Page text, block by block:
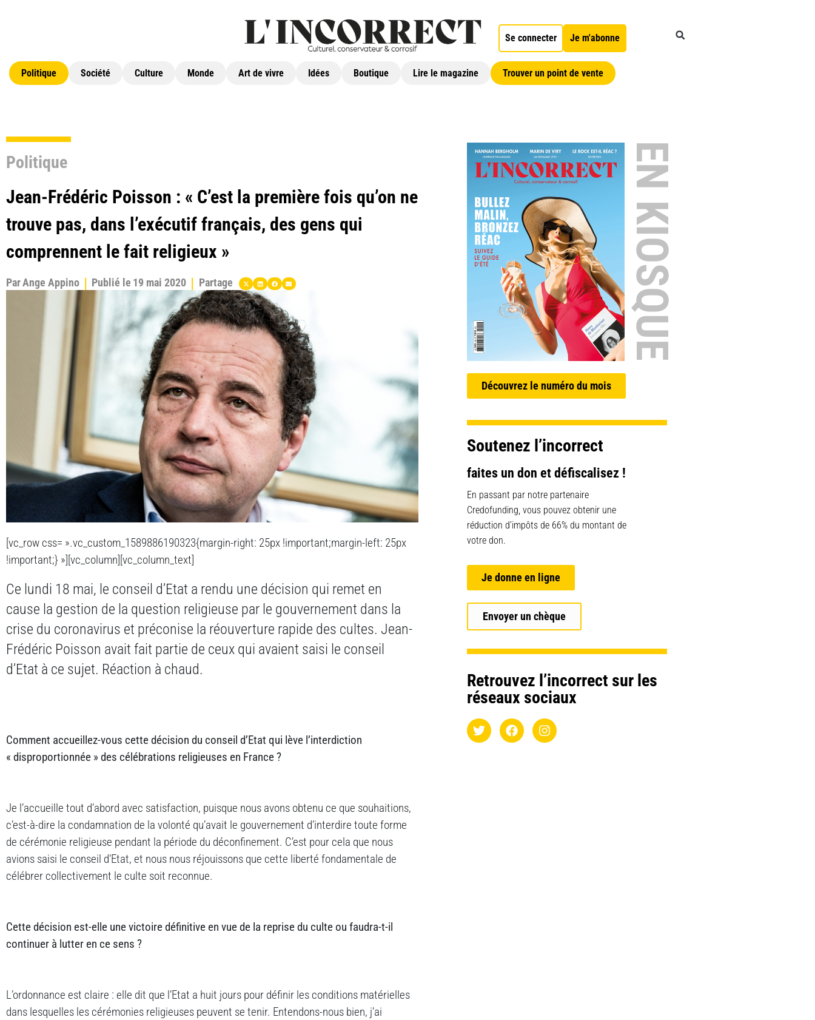
Se connecter Je m'abonne
Politique Société Culture Monde Art de vivre Idées Boutique Lire le magazine Trouver un point de vente
Politique
Jean-Frédéric Poisson : « C’est la première fois qu’on ne
trouve pas, dans l’exécutif français, des gens qui
comprennent le fait religieux »
ParAnge Appino Publié le 19 mai 2020 Partage
[vc_row css= ».vc_custom_1589886190323{margin-right: 25px !important;margin-left: 25px
!important;} »][vc_column][vc_column_text]
Ce lundi 18 mai, le conseil d’Etat a rendu une décision qui remet en
cause la gestion de la question religieuse par le gouvernement dans la
crise du coronavirus et préconise la réouverture rapide des cultes. Jean-
Frédéric Poisson avait fait partie de ceux qui avaient saisi le conseil
d’Etat à ce sujet. Réaction à chaud.
Comment accueillez-vous cette décision du conseil d’Etat qui lève l’interdiction
« disproportionnée » des célébrations religieuses en France ?
Je l’accueille tout d’abord avec satisfaction, puisque nous avons obtenu ce que souhaitions,
c’est-à-dire la condamnation de la volonté qu’avait le gouvernement d’interdire toute forme
de cérémonie religieuse pendant la période du déconfinement. C’est pour cela que nous
avions saisi le conseil d’Etat, et nous nous réjouissons que cette liberté fondamentale de
célébrer collectivement le culte soit reconnue.
Cette décision est-elle une victoire définitive en vue de la reprise du culte ou faudra-t-il
continuer à lutter en ce sens ?
L’ordonnance est claire : elle dit que l’Etat a huit jours pour définir les conditions matérielles
dans lesquelles les cérémonies religieuses peuvent se tenir. Entendons-nous bien, j’ai
EN KIOSQUE
Découvrez le numéro du mois
Soutenez l’incorrect
faites un don et défiscalisez !
En passant par notre partenaire
Credofunding, vous pouvez obtenir une
réduction d’impôts de 66% du montant de
votre don.
Je donne en ligne
Envoyer un chèque
Retrouvez l’incorrect sur les
réseaux sociaux